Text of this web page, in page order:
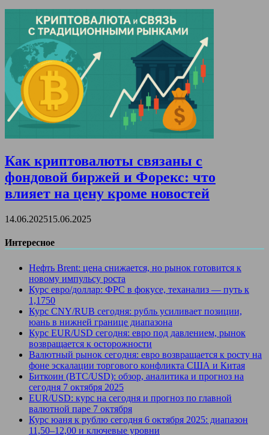
Как криптовалюты связаны с
фондовой биржей и Форекс: что
влияет на цену кроме новостей
14.06.202515.06.2025
Интересное
Нефть Brent: цена снижается, но рынок готовится к
новому импульсу роста
Курс евро/доллар: ФРС в фокусе, теханализ — путь к
1,1750
Курс CNY/RUB сегодня: рубль усиливает позиции,
юань в нижней границе диапазона
Курс EUR/USD сегодня: евро под давлением, рынок
возвращается к осторожности
Валютный рынок сегодня: евро возвращается к росту на
фоне эскалации торгового конфликта США и Китая
Биткоин (BTC/USD): обзор, аналитика и прогноз на
сегодня 7 октября 2025
EUR/USD: курс на сегодня и прогноз по главной
валютной паре 7 октября
Курс юаня к рублю сегодня 6 октября 2025: диапазон
11,50–12,00 и ключевые уровни